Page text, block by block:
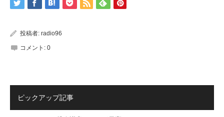
投稿者: radio96
コメント: 0
ピックアップ記事